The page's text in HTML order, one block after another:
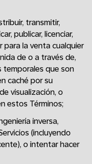
transmitir,
publicar, licenciar,
para la venta cualquier
de o a través de,
temporales que son
caché por su
visualización, o
estos Términos;
inversa,
(incluyendo
o intentar hacer